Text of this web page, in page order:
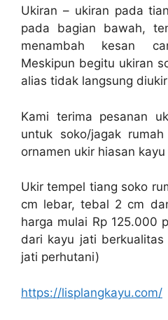
Ukiran – ukiran pada
pada bagian bawah,
menambah kesan
Meskipun begitu ukiran
alias tidak langsung
Kami terima pesanan
untuk soko/jagak
ornamen ukir hiasan
Ukir tempel tiang soko
cm lebar, tebal 2 cm
harga mulai Rp 125.000
dari kayu jati berkualitas
jati perhutani)
https://lisplangkayu.com/